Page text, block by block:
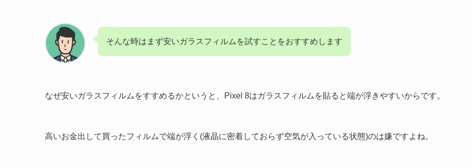
そんな時はまず安いガラスフィルムを試すことをおすすめします
なぜ安いガラスフィルムをすすめるかというと、Pixel 8はガラスフィルムを貼ると端が浮きやすいからです。
高いお金出して買ったフィルムで端が浮く(液晶に密着しておらず空気が入っている状態)のは嫌ですよね。